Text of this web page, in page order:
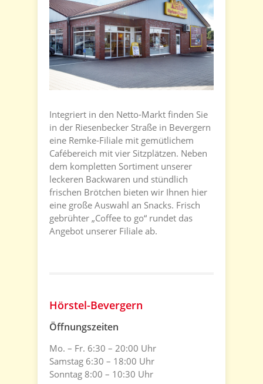
Integriert in den Netto-Markt finden Sie
in der Riesenbecker Straße in Bevergern
eine Remke-Filiale mit gemütlichem
Cafébereich mit vier Sitzplätzen. Neben
dem kompletten Sortiment unserer
leckeren Backwaren und stündlich
frischen Brötchen bieten wir Ihnen hier
eine große Auswahl an Snacks. Frisch
gebrühter „Coffee to go“ rundet das
Angebot unserer Filiale ab.
Hörstel-Bevergern
Öffnungszeiten
Mo. – Fr. 6:30 – 20:00 Uhr
Samstag 6:30 – 18:00 Uhr
Sonntag 8:00 – 10:30 Uhr